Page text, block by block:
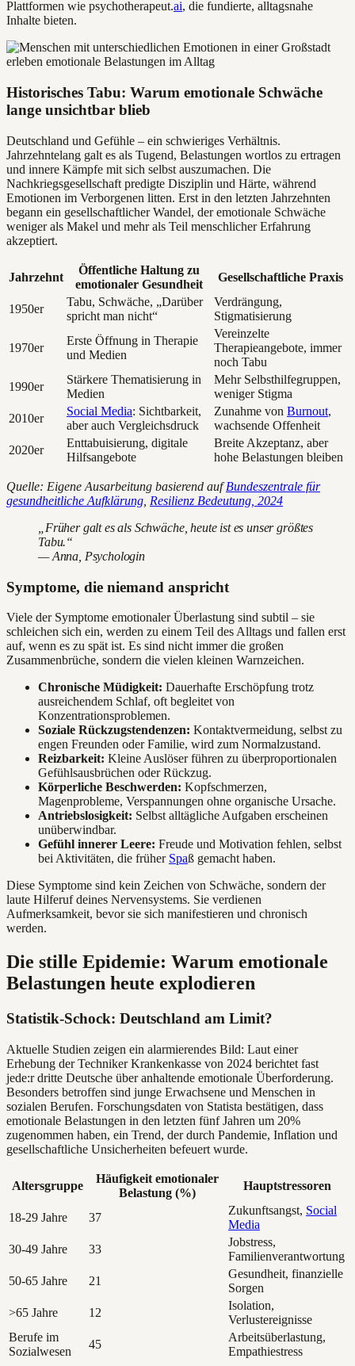
Plattformen wie psychotherapeut.ai, die fundierte, alltagsnahe
Inhalte bieten.
Historisches Tabu: Warum emotionale Schwäche
lange unsichtbar blieb
Deutschland und Gefühle – ein schwieriges Verhältnis.
Jahrzehntelang galt es als Tugend, Belastungen wortlos zu ertragen
und innere Kämpfe mit sich selbst auszumachen. Die
Nachkriegsgesellschaft predigte Disziplin und Härte, während
Emotionen im Verborgenen litten. Erst in den letzten Jahrzehnten
begann ein gesellschaftlicher Wandel, der emotionale Schwäche
weniger als Makel und mehr als Teil menschlicher Erfahrung
akzeptiert.
Jahrzehnt
Öffentliche Haltung zu
emotionaler Gesundheit
Gesellschaftliche Praxis
1950er
Tabu, Schwäche, „Darüber
spricht man nicht“
Verdrängung,
Stigmatisierung
1970er
Erste Öffnung in Therapie
und Medien
Vereinzelte
Therapieangebote, immer
noch Tabu
1990er
Stärkere Thematisierung in
Medien
Mehr Selbsthilfegruppen,
weniger Stigma
2010er
Social Media: Sichtbarkeit,
aber auch Vergleichsdruck
Zunahme von Burnout,
wachsende Offenheit
2020er
Enttabuisierung, digitale
Hilfsangebote
Breite Akzeptanz, aber
hohe Belastungen bleiben
Quelle: Eigene Ausarbeitung basierend aufBundeszentrale für
gesundheitliche Aufklärung Resilienz Bedeutung, 2024
„Früher galt es als Schwäche, heute ist es unser größtes
Tabu.“
— Anna, Psychologin
Symptome, die niemand anspricht
Viele der Symptome emotionaler Überlastung sind subtil – sie
schleichen sich ein, werden zu einem Teil des Alltags und fallen erst
auf, wenn es zu spät ist. Es sind nicht immer die großen
Zusammenbrüche, sondern die vielen kleinen Warnzeichen.
Chronische Müdigkeit: Dauerhafte Erschöpfung trotz
ausreichendem Schlaf, oft begleitet von
Konzentrationsproblemen.
Soziale Rückzugstendenzen: Kontaktvermeidung, selbst zu
engen Freunden oder Familie, wird zum Normalzustand.
Reizbarkeit: Kleine Auslöser führen zu überproportionalen
Gefühlsausbrüchen oder Rückzug.
Körperliche Beschwerden: Kopfschmerzen,
Magenprobleme, Verspannungen ohne organische Ursache.
Antriebslosigkeit: Selbst alltägliche Aufgaben erscheinen
unüberwindbar.
Gefühl innerer Leere: Freude und Motivation fehlen, selbst
bei Aktivitäten, die früher Spaß gemacht haben.
Diese Symptome sind kein Zeichen von Schwäche, sondern der
laute Hilferuf deines Nervensystems. Sie verdienen
Aufmerksamkeit, bevor sie sich manifestieren und chronisch
werden.
Die stille Epidemie: Warum emotionale
Belastungen heute explodieren
Statistik-Schock: Deutschland am Limit?
Aktuelle Studien zeigen ein alarmierendes Bild: Laut einer
Erhebung der Techniker Krankenkasse von 2024 berichtet fast
jede:r dritte Deutsche über anhaltende emotionale Überforderung.
Besonders betroffen sind junge Erwachsene und Menschen in
sozialen Berufen. Forschungsdaten von Statista bestätigen, dass
emotionale Belastungen in den letzten fünf Jahren um 20%
zugenommen haben, ein Trend, der durch Pandemie, Inflation und
gesellschaftliche Unsicherheiten befeuert wurde.
Altersgruppe
Häufigkeit emotionaler
Belastung (%)
Hauptstressoren
18-29 Jahre 37
Zukunftsangst, Social
Media
30-49 Jahre
33
Jobstress,
Familienverantwortung
50-65 Jahre
21
Gesundheit, finanzielle
Sorgen
>65 Jahre
12
Isolation,
Verlustereignisse
Berufe im
Sozialwesen
45
Arbeitsüberlastung,
Empathiestress